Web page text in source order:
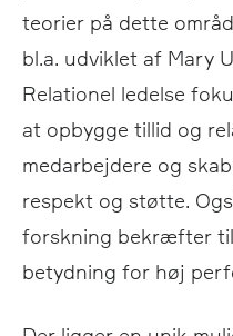
teorier på dette
bl.a. udviklet af Mary
Relationel ledelse
at opbygge tillid og
medarbejdere og
respekt og støtte.
forskning bekræfter
betydning for høj